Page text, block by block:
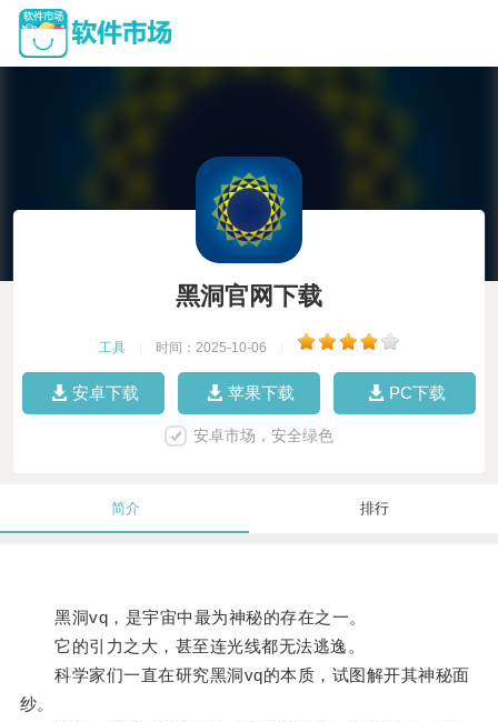
黑洞官网下载
工具 时间：2025-10-06
安卓下载 苹果下载 PC下载
安卓市场，安全绿色
简介 排行
黑洞vq，是宇宙中最为神秘的存在之一。
它的引力之大，甚至连光线都无法逃逸。
科学家们一直在研究黑洞vq的本质，试图解开其神秘面
纱。